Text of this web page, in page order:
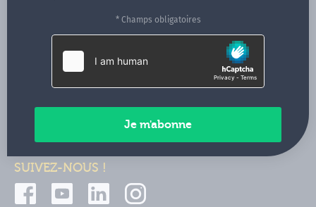
* Champs obligatoires
35000 Rennes
02 99 05 25 47
Contactez-nous
Paiements sécurisés
SUIVEZ-NOUS !